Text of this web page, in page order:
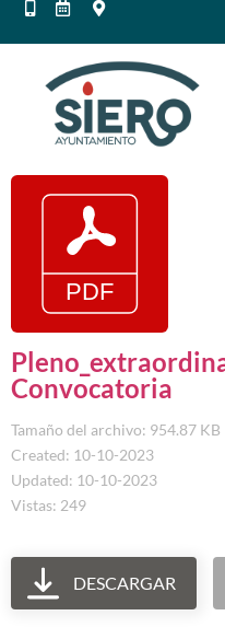
Convocatoria
Tamaño del archivo: 954.87 KB
Created: 10-10-2023
Updated: 10-10-2023
Vistas: 249
DESCARGAR